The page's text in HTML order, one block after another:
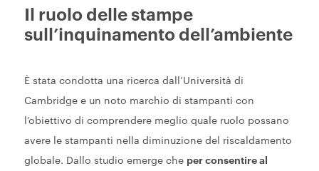
Il ruolo delle stampe
sull’inquinamento dell’ambiente
È stata condotta una ricerca dall’Università di
Cambridge e un noto marchio di stampanti con
l’obiettivo di comprendere meglio quale ruolo possano
avere le stampanti nella diminuzione del riscaldamento
globale. Dallo studio emerge che per consentire al